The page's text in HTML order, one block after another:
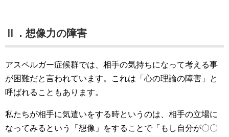
Ⅱ．想像力の障害
アスペルガー症候群では、相手の気持ちになって考える事
が困難だと言われています。これは「心の理論の障害」と
呼ばれることもあります。
私たちが相手に気遣いをする時というのは、相手の立場に
なってみるという「想像」をすることで「もし自分が〇〇